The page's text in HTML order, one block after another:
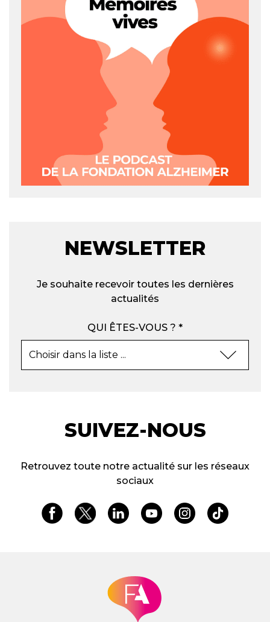
NEWSLETTER
Je souhaite recevoir toutes les dernières
actualités
QUI ÊTES-VOUS ? *
SUIVEZ-NOUS
Retrouvez toute notre actualité sur les réseaux
sociaux